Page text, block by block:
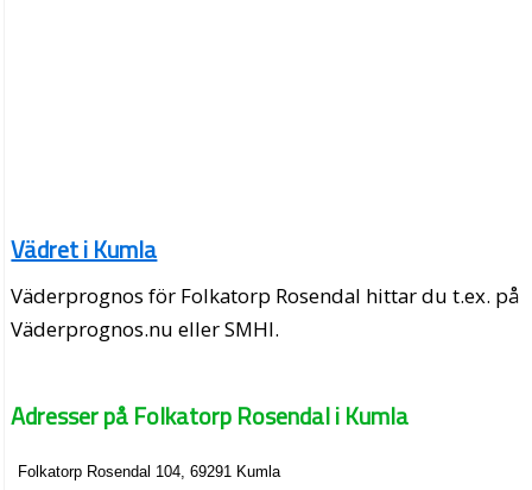
Vädret i Kumla
Väderprognos för Folkatorp Rosendal hittar du t.ex. på
Väderprognos.nu eller SMHI.
Adresser på Folkatorp Rosendal i Kumla
Folkatorp Rosendal 104, 69291 Kumla